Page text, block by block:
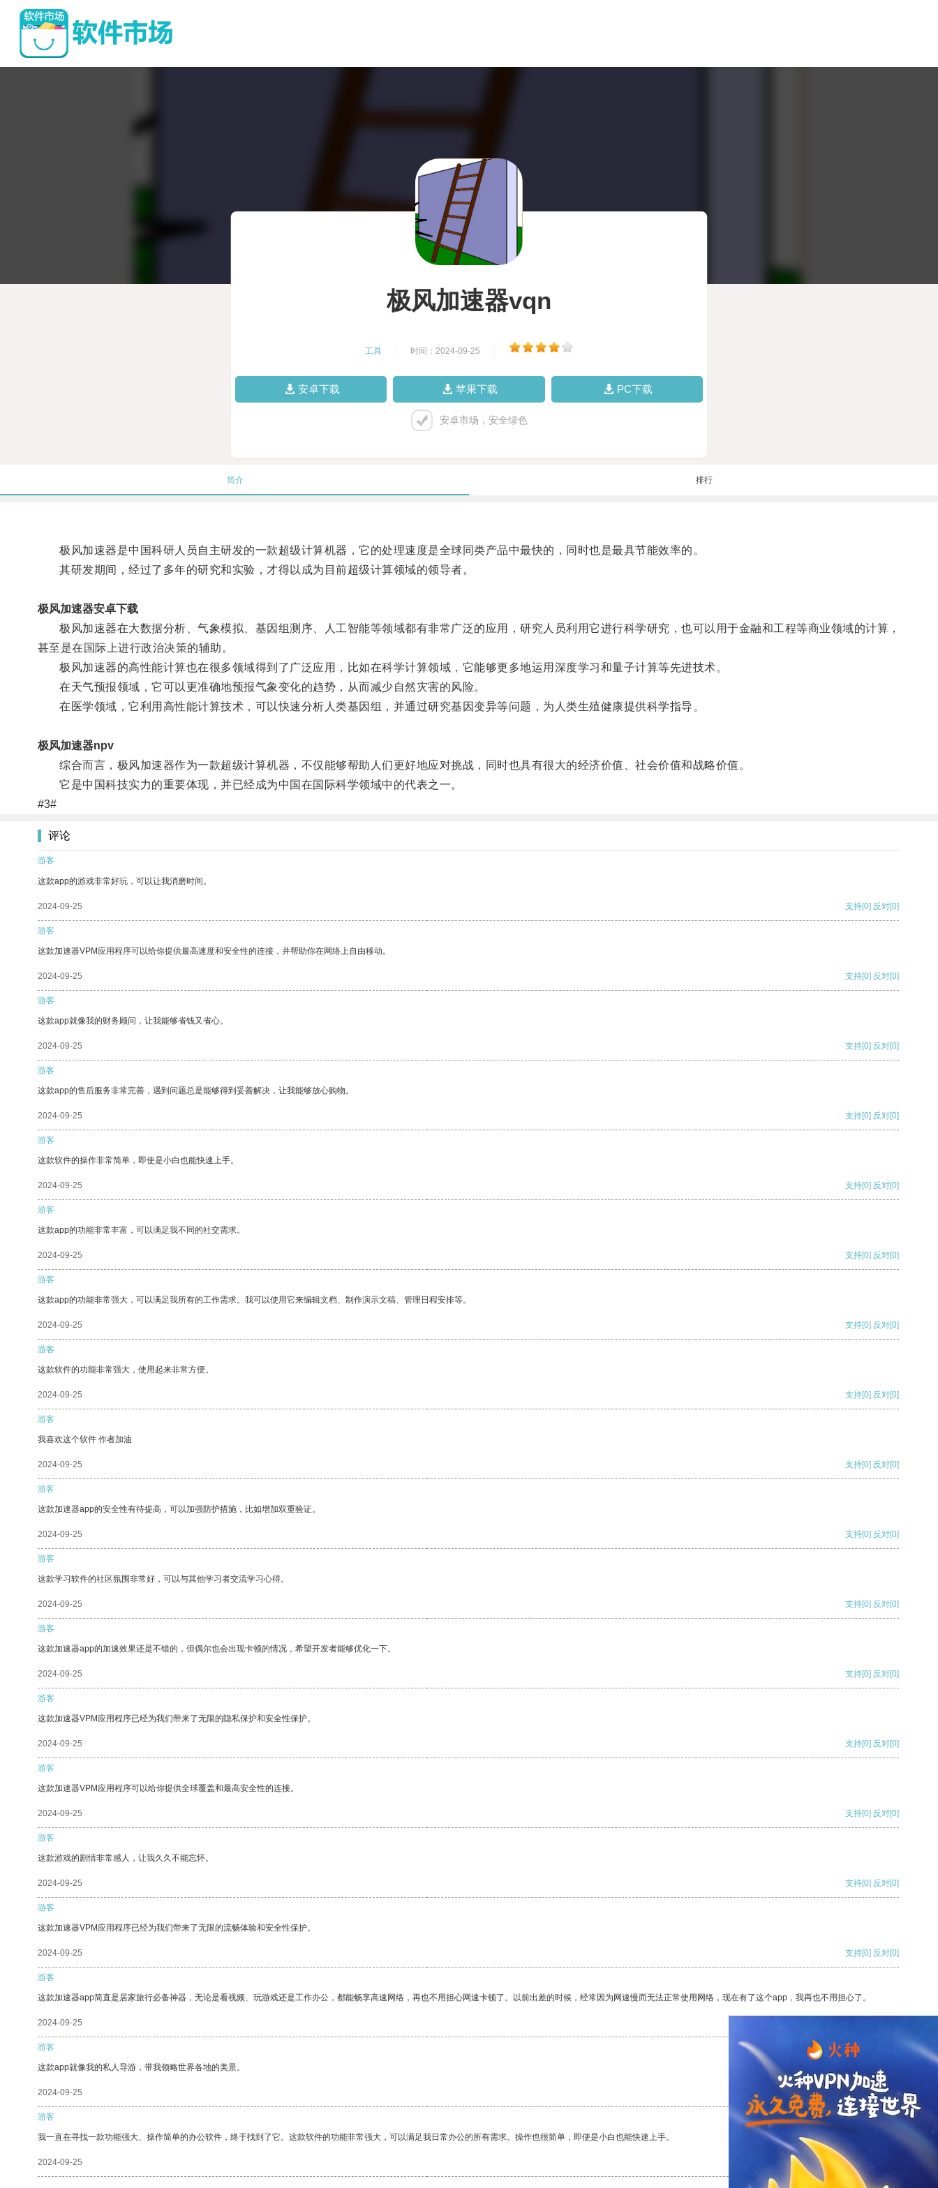
极风加速器vqn
工具 时间：2024-09-25
安卓下载 苹果下载 PC下载
安卓市场，安全绿色
简介 排行
极风加速器是中国科研人员自主研发的一款超级计算机器，它的处理速度是全球同类产品中最快的，同时也是最具节能效率的。
其研发期间，经过了多年的研究和实验，才得以成为目前超级计算领域的领导者。
极风加速器安卓下载
极风加速器在大数据分析、气象模拟、基因组测序、人工智能等领域都有非常广泛的应用，研究人员利用它进行科学研究，也可以用于金融和工程等商业领域的计算，
甚至是在国际上进行政治决策的辅助。
极风加速器的高性能计算也在很多领域得到了广泛应用，比如在科学计算领域，它能够更多地运用深度学习和量子计算等先进技术。
在天气预报领域，它可以更准确地预报气象变化的趋势，从而减少自然灾害的风险。
在医学领域，它利用高性能计算技术，可以快速分析人类基因组，并通过研究基因变异等问题，为人类生殖健康提供科学指导。
极风加速器npv
综合而言，极风加速器作为一款超级计算机器，不仅能够帮助人们更好地应对挑战，同时也具有很大的经济价值、社会价值和战略价值。
它是中国科技实力的重要体现，并已经成为中国在国际科学领域中的代表之一。
#3#
评论
游客
这款app的游戏非常好玩，可以让我消磨时间。
2024-09-25 支持[0] 反对[0]
游客
这款加速器VPM应用程序可以给你提供最高速度和安全性的连接，并帮助你在网络上自由移动。
2024-09-25 支持[0] 反对[0]
游客
这款app就像我的财务顾问，让我能够省钱又省心。
2024-09-25 支持[0] 反对[0]
游客
这款app的售后服务非常完善，遇到问题总是能够得到妥善解决，让我能够放心购物。
2024-09-25 支持[0] 反对[0]
游客
这款软件的操作非常简单，即使是小白也能快速上手。
2024-09-25 支持[0] 反对[0]
游客
这款app的功能非常丰富，可以满足我不同的社交需求。
2024-09-25 支持[0] 反对[0]
游客
这款app的功能非常强大，可以满足我所有的工作需求。我可以使用它来编辑文档、制作演示文稿、管理日程安排等。
2024-09-25 支持[0] 反对[0]
游客
这款软件的功能非常强大，使用起来非常方便。
2024-09-25 支持[0] 反对[0]
游客
我喜欢这个软件 作者加油
2024-09-25 支持[0] 反对[0]
游客
这款加速器app的安全性有待提高，可以加强防护措施，比如增加双重验证。
2024-09-25 支持[0] 反对[0]
游客
这款学习软件的社区氛围非常好，可以与其他学习者交流学习心得。
2024-09-25 支持[0] 反对[0]
游客
这款加速器app的加速效果还是不错的，但偶尔也会出现卡顿的情况，希望开发者能够优化一下。
2024-09-25 支持[0] 反对[0]
游客
这款加速器VPM应用程序已经为我们带来了无限的隐私保护和安全性保护。
2024-09-25 支持[0] 反对[0]
游客
这款加速器VPM应用程序可以给你提供全球覆盖和最高安全性的连接。
2024-09-25 支持[0] 反对[0]
游客
这款游戏的剧情非常感人，让我久久不能忘怀。
2024-09-25 支持[0] 反对[0]
游客
这款加速器VPM应用程序已经为我们带来了无限的流畅体验和安全性保护。
2024-09-25 支持[0] 反对[0]
游客
这款加速器app简直是居家旅行必备神器，无论是看视频、玩游戏还是工作办公，都能畅享高速网络，再也不用担心网速卡顿了。以前出差的时候，经常因为网速慢而无法正常使用网络，现在有了这个app，我再也不用担心了。
2024-09-25
游客
这款app就像我的私人导游，带我领略世界各地的美景。
2024-09-25 支持 [0] 反对 [0]
游客
我一直在寻找一款功能强大、操作简单的办公软件，终于找到了它。这款软件的功能非常强大，可以满足我日常办公的所有需求。操作也很简单，即使是小白也能快速上手。
2024-09-25 支持